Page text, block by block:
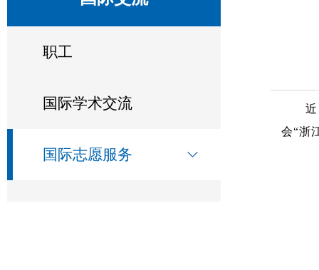
职工
国际学术交流
国际志愿服务
会“浙